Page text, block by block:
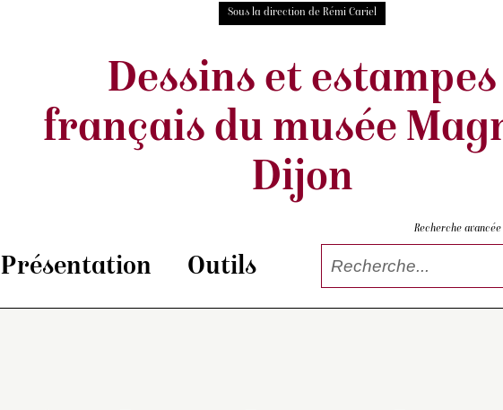
Sous la direction de Rémi Cariel
Dessins et estampes
français du musée
Dijon
Présentation Outils
Recherche avancée